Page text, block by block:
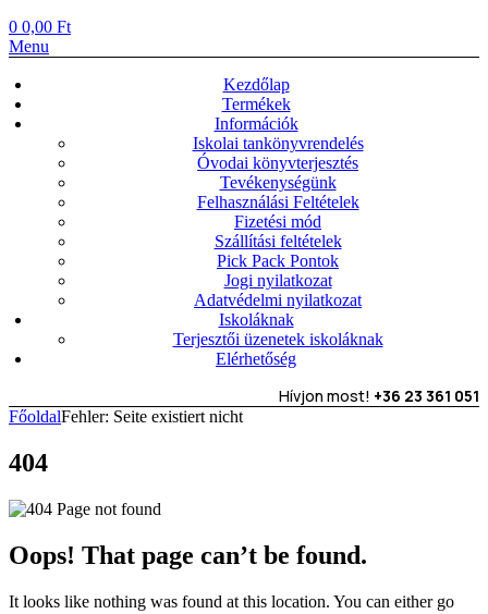
0 0,00 Ft
Menu
Kezdőlap
Termékek
Információk
Iskolai tankönyvrendelés
Óvodai könyvterjesztés
Tevékenységünk
Felhasználási Feltételek
Fizetési mód
Szállítási feltételek
Pick Pack Pontok
Jogi nyilatkozat
Adatvédelmi nyilatkozat
Iskoláknak
Terjesztői üzenetek iskoláknak
Elérhetőség
Hívjon most! +36 23 361 051
FőoldalFehler: Seite existiert nicht
404
Oops! That page can’t be found.
It looks like nothing was found at this location. You can either go